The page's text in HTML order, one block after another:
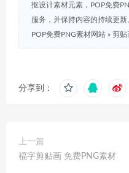
抠设计素材元素，POP免费
服务，并保持内容的持续更新
POP免费PNG素材网站 » 剪贴
分享到：
上一篇
福字剪贴画 免费PNG素材